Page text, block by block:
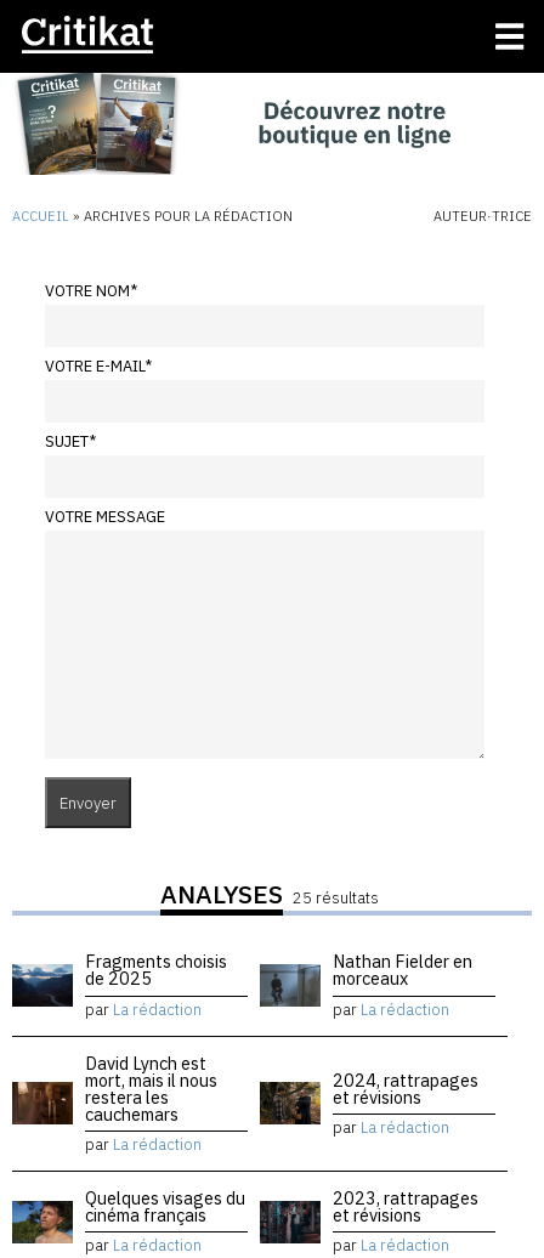
ACCUEIL » ARCHIVES POUR LA RÉDACTION AUTEUR·TRICE
VOTRE NOM*
VOTRE E-MAIL*
SUJET*
VOTRE MESSAGE
ANALYSES 25 résultats
Fragments choisis
de 2025
par La rédaction
Nathan Fielder en
morceaux
par La rédaction
David Lynch est
mort, mais il nous
restera les
cauchemars
par La rédaction
2024, rattrapages
et révisions
par La rédaction
Quelques visages du
cinéma français
par La rédaction
2023, rattrapages
et révisions
par La rédaction